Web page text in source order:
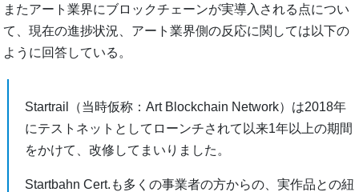
またアート業界にブロックチェーンが実導入される点につい
て、現在の進捗状況、アート業界側の反応に関しては以下の
ように回答している。
Startrail（当時仮称：Art Blockchain Network）は2018年
にテストネットとしてローンチされて以来1年以上の期間
をかけて、改修してまいりました。
Startbahn Cert.も多くの事業者の方からの、実作品との紐